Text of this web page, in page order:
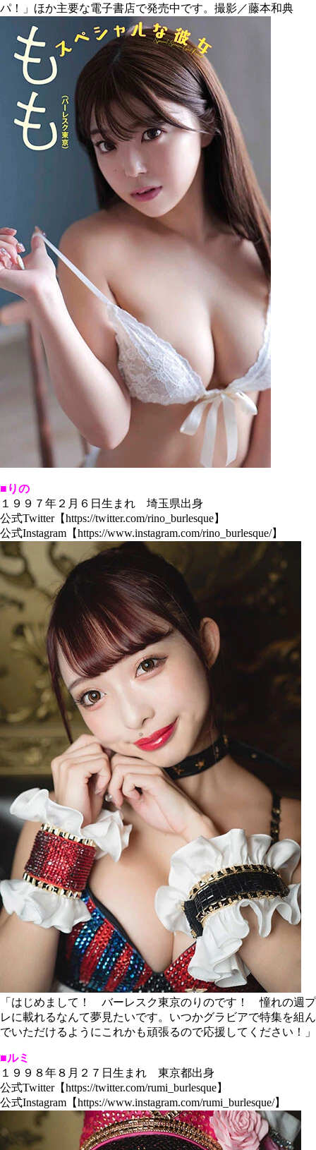
パ！」ほか主要な電子書店で発売中です。撮影／藤本和典
■りの
１９９７年２月６日生まれ 埼玉県出身
公式Twitter【https://twitter.com/rino_burlesque】
公式Instagram【https://www.instagram.com/rino_burlesque/】
「はじめまして！ バーレスク東京のりのです！ 憧れの週プ
レに載れるなんて夢見たいです。いつかグラビアで特集を組ん
でいただけるようにこれかも頑張るので応援してください！」
■ルミ
１９９８年８月２７日生まれ 東京都出身
公式Twitter【https://twitter.com/rumi_burlesque】
公式Instagram【https://www.instagram.com/rumi_burlesque/】